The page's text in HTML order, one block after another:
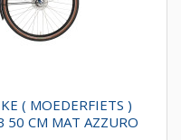
( MOEDERFIETS )
50 CM MAT AZZURO